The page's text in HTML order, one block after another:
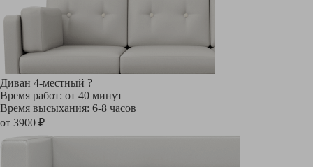
Диван 4-местный ?
Время работ: от 40 минут
Время высыхания: 6-8 часов
от 3900 ₽